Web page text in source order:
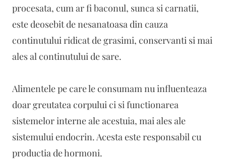
procesata, cum ar fi baconul, sunca si carnatii,
este deosebit de nesanatoasa din cauza
continutului ridicat de grasimi, conservanti si mai
ales al continutului de sare.
Alimentele pe care le consumam nu influenteaza
doar greutatea corpului ci si functionarea
sistemelor interne ale acestuia, mai ales ale
sistemului endocrin. Acesta este responsabil cu
productia de hormoni.